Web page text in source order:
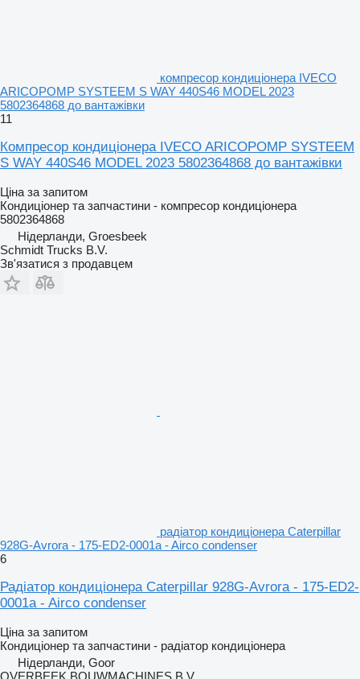
компресор кондиціонера IVECO
ARICOPOMP SYSTEEM S WAY 440S46 MODEL 2023
5802364868 до вантажівки
11
Компресор кондиціонера IVECO ARICOPOMP SYSTEEM
S WAY 440S46 MODEL 2023 5802364868 до вантажівки
Ціна за запитом
Кондиціонер та запчастини - компресор кондиціонера
5802364868
Нідерланди, Groesbeek
Schmidt Trucks B.V.
Зв'язатися з продавцем
радіатор кондиціонера Caterpillar
928G-Avrora - 175-ED2-0001a - Airco condenser
6
Радіатор кондиціонера Caterpillar 928G-Avrora - 175-ED2-
0001a - Airco condenser
Ціна за запитом
Кондиціонер та запчастини - радіатор кондиціонера
Нідерланди, Goor
OVERBEEK BOUWMACHINES B.V.